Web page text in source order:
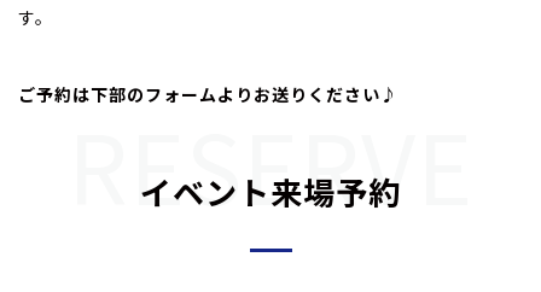
す。
ご予約は下部のフォームよりお送りください♪
イベント来場予約